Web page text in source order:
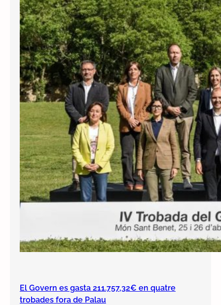
El Govern es gasta 211.757,32€ en quatre
trobades fora de Palau